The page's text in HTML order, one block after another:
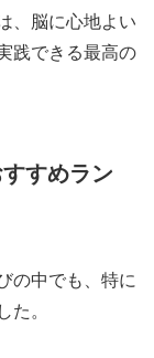
、脳に心地よい
践できる最高の
すめラン
の中でも、特に
。